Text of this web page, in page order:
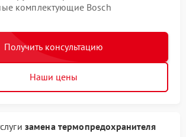
комплектующие Bosch
Получить консультацию
Наши цены
замена термопредохранителя